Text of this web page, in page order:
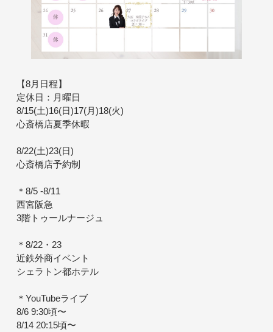
【8月日程】
定休日：月曜日
8/15(土)16(日)17(月)18(火)
心斎橋店夏季休暇
8/22(土)23(日)
心斎橋店予約制
＊8/5 -8/11
西宮阪急
3階トゥールナージュ
＊8/22・23
近鉄外商イベント
シェラトン都ホテル
＊YouTubeライブ
8/6 9:30頃〜
8/14 20:15頃〜